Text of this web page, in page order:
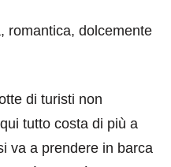
romantica, dolcemente
di turisti non
tutto costa di più a
va a prendere in barca